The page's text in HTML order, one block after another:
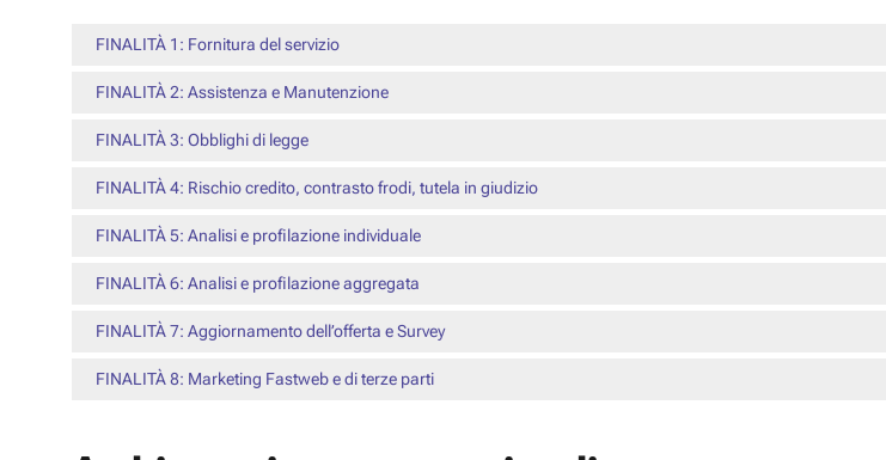
FINALITÀ 1: Fornitura del servizio
FINALITÀ 2: Assistenza e Manutenzione
FINALITÀ 3: Obblighi di legge
FINALITÀ 4: Rischio credito, contrasto frodi, tutela in giudizio
FINALITÀ 5: Analisi e profilazione individuale
FINALITÀ 6: Analisi e profilazione aggregata
FINALITÀ 7: Aggiornamento dell’offerta e Survey
FINALITÀ 8: Marketing Fastweb e di terze parti